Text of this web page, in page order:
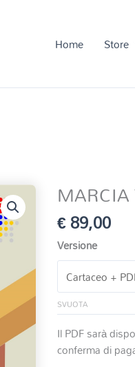
Home Store
€89,00
Versione
SVUOTA
Il PDF sarà
conferma di